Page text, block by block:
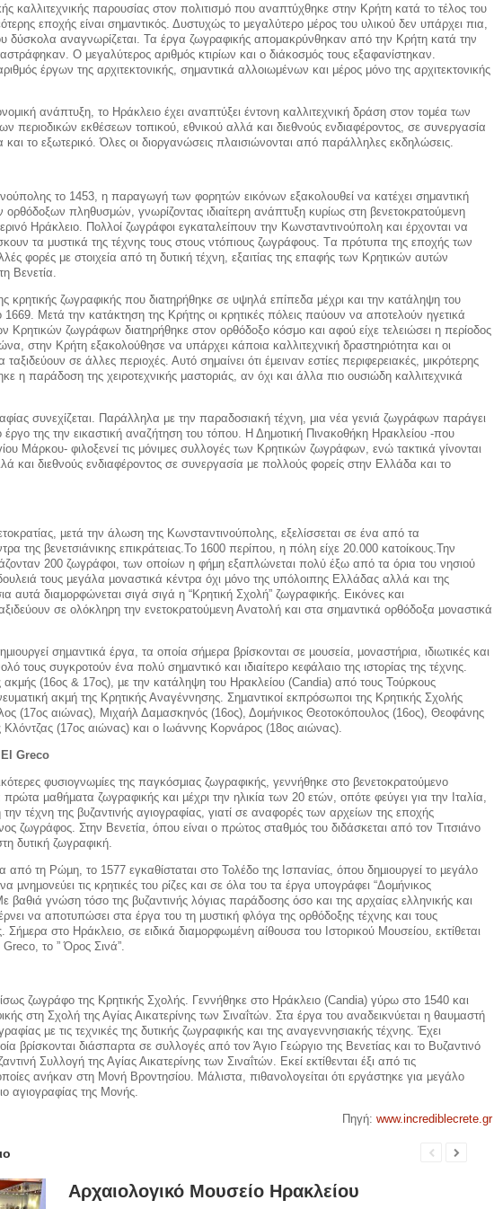
καλλιτεχνικής παρουσίας στον πολιτισμό που αναπτύχθηκε στην Κρήτη κατά το τέλος του
εποχής είναι σημαντικός. Δυστυχώς το μεγαλύτερο μέρος του υλικού δεν υπάρχει πια,
δύσκολα αναγνωρίζεται. Τα έργα ζωγραφικής απομακρύνθηκαν από την Κρήτη κατά την
Ο μεγαλύτερος αριθμός κτιρίων και ο διάκοσμός τους εξαφανίστηκαν.
έργων της αρχιτεκτονικής, σημαντικά αλλοιωμένων και μέρος μόνο της αρχιτεκτονικής
ανάπτυξη, το Ηράκλειο έχει αναπτύξει έντονη καλλιτεχνική δράση στον τομέα των
περιοδικών εκθέσεων τοπικού, εθνικού αλλά και διεθνούς ενδιαφέροντος, σε συνεργασία
το εξωτερικό. Όλες οι διοργανώσεις πλαισιώνονται από παράλληλες εκδηλώσεις.
το 1453, η παραγωγή των φορητών εικόνων εξακολουθεί να κατέχει σημαντική
ορθόδοξων πληθυσμών, γνωρίζοντας ιδιαίτερη ανάπτυξη κυρίως στη βενετοκρατούμενη
Hράκλειο. Πολλοί ζωγράφοι εγκαταλείπουν την Kωνσταντινούπολη και έρχονται να
τα μυστικά της τέχνης τους στους ντόπιους ζωγράφους. Tα πρότυπα της εποχής των
φορές με στοιχεία από τη δυτική τέχνη, εξαιτίας της επαφής των Κρητικών αυτών
Bενετία.
κρητικής ζωγραφικής που διατηρήθηκε σε υψηλά επίπεδα μέχρι και την κατάληψη του
Μετά την κατάκτηση της Κρήτης οι κρητικές πόλεις παύουν να αποτελούν ηγετικά
Κρητικών ζωγράφων διατηρήθηκε στον ορθόδοξο κόσμο και αφού είχε τελειώσει η περίοδος
στην Κρήτη εξακολούθησε να υπάρχει κάποια καλλιτεχνική δραστηριότητα και οι
σε άλλες περιοχές. Αυτό σημαίνει ότι έμειναν εστίες περιφερειακές, μικρότερης
η παράδοση της χειροτεχνικής μαστοριάς, αν όχι και άλλα πιο ουσιώδη καλλιτεχνικά
συνεχίζεται. Παράλληλα με την παραδοσιακή τέχνη, μια νέα γενιά ζωγράφων παράγει
έργο της την εικαστική αναζήτηση του τόπου. Η Δημοτική Πινακοθήκη Ηρακλείου -που
Μάρκου- φιλοξενεί τις μόνιμες συλλογές των Κρητικών ζωγράφων, ενώ τακτικά γίνονται
και διεθνούς ενδιαφέροντος σε συνεργασία με πολλούς φορείς στην Ελλάδα και το
µετά την άλωση της Κωνσταντινούπολης, εξελίσσεται σε ένα από τα
της βενετσιάνικης επικράτειας.Το 1600 περίπου, η πόλη είχε 20.000 κατοίκους.Την
200 ζωγράφοι, των οποίων η φήµη εξαπλώνεται πολύ έξω από τα όρια του νησιού
τους µεγάλα µοναστικά κέντρα όχι µόνο της υπόλοιπης Ελλάδας αλλά και της
αυτά διαµορφώνεται σιγά σιγά η “Κρητική Σχολή” ζωγραφικής. Εικόνες και
σε ολόκληρη την ενετοκρατούµενη Ανατολή και στα σηµαντικά ορθόδοξα µοναστικά
σηµαντικά έργα, τα οποία σήµερα βρίσκονται σε µουσεία, µοναστήρια, ιδιωτικές και
τους συγκροτούν ένα πολύ σηµαντικό και ιδιαίτερο κεφάλαιο της ιστορίας της τέχνης.
(16ος & 17ος), µε την κατάληψη του Ηρακλείου (Candia) από τους Τούρκους
ακµή της Κρητικής Αναγέννησης. Σηµαντικοί εκπρόσωποι της Κρητικής Σχολής
(17ος αιώνας), Μιχαήλ Δαµασκηνός (16ος), Δοµήνικος Θεοτοκόπουλος (16ος), Θεοφάνης
(17ος αιώνας) και ο Ιωάννης Κορνάρος (18ος αιώνας).
Greco
φυσιογνωμίες της παγκόσμιας ζωγραφικής, γεννήθηκε στο βενετοκρατούµενο
µαθήµατα ζωγραφικής και µέχρι την ηλικία των 20 ετών, οπότε φεύγει για την Ιταλία,
την τέχνη της βυζαντινής αγιογραφίας, γιατί σε αναφορές των αρχείων της εποχής
ζωγράφος. Στην Βενετία, όπου είναι ο πρώτος σταθµός του διδάσκεται από τον Τιτσιάνο
δυτική ζωγραφική.
τη Ρώµη, το 1577 εγκαθίσταται στο Τολέδο της Ισπανίας, όπου δηµιουργεί το µεγάλο
µνηµονεύει τις κρητικές του ρίζες και σε όλα του τα έργα υπογράφει “Δοµήνικος
βαθιά γνώση τόσο της βυζαντινής λόγιας παράδοσης όσο και της αρχαίας ελληνικής και
να αποτυπώσει στα έργα του τη µυστική φλόγα της ορθόδοξης τέχνης και τους
στο Ηράκλειο, σε ειδικά διαµορφωµένη αίθουσα του Ιστορικού Μουσείου, εκτίθεται
το ” Όρος Σινά”.
ίσως ζωγράφο της Κρητικής Σχολής. Γεννήθηκε στο Ηράκλειο (Candia) γύρω στο 1540 και
στη Σχολή της Αγίας Αικατερίνης των Σιναΐτών. Στα έργα του αναδεικνύεται η θαυµαστή
µε τις τεχνικές της δυτικής ζωγραφικής και της αναγεννησιακής τέχνης. Έχει
βρίσκονται διάσπαρτα σε συλλογές από τον Άγιο Γεώργιο της Βενετίας και το Βυζαντινό
Συλλογή της Αγίας Αικατερίνης των Σιναΐτών. Εκεί εκτίθενται έξι από τις
ανήκαν στη Μονή Βροντησίου. Μάλιστα, πιθανολογείται ότι εργάστηκε για μεγάλο
αγιογραφίας της Μονής.
Πηγή:www.incrediblecrete.gr
Αρχαιολογικό Μουσείο Ηρακλείου